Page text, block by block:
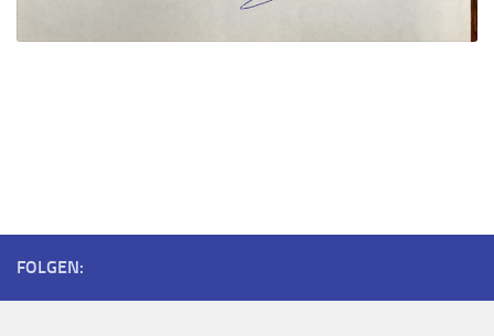
FOLGEN: